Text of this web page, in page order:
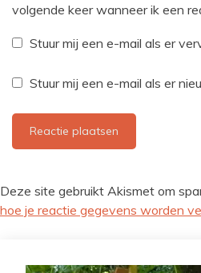
volgende keer wanneer ik een
Stuur mij een e-mail als er
Stuur mij een e-mail als er
Deze site gebruikt Akismet om
hoe je reactie gegevens worden